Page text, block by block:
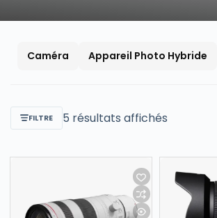
Caméra Appareil Photo Hybride
FILTRE 5 résultats affichés